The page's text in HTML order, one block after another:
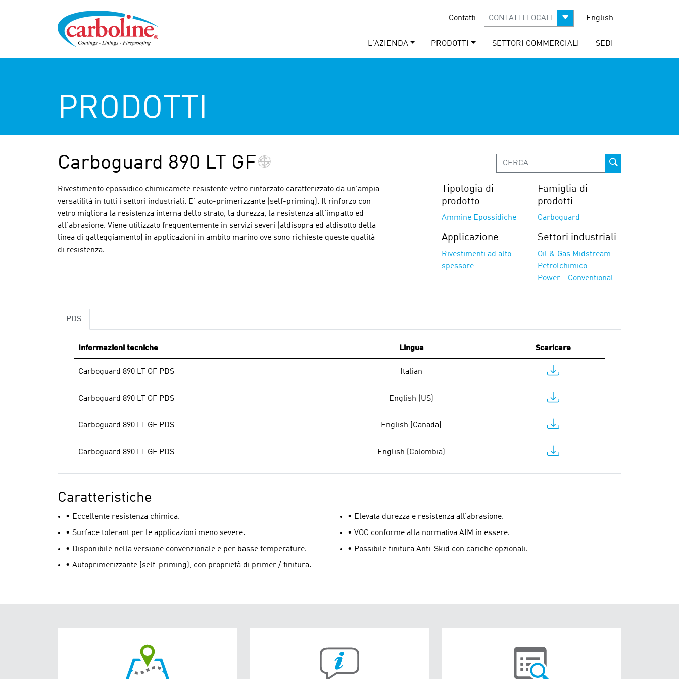
Contatti CONTATTI LOCALI English
L'AZIENDA PRODOTTI SETTORI COMMERCIALI SEDI
PRODOTTI
Carboguard 890 LT GF
Rivestimento epossidico chimicamete resistente vetro rinforzato caratterizzato da un'ampia
versatilità in tutti i settori industriali. E' auto-primerizzante (self-priming). Il rinforzo con
vetro migliora la resistenza interna dello strato, la durezza, la resistenza all'impatto ed
all'abrasione. Viene utilizzato frequentemente in servizi severi (aldisopra ed aldisotto della
linea di galleggiamento) in applicazioni in ambito marino ove sono richieste queste qualità
di resistenza.
Tipologia di
prodotto
Ammine Epossidiche
Famiglia di
prodotti
Carboguard
Applicazione
Rivestimenti ad alto
spessore
Settori industriali
Oil & Gas Midstream
Petrolchimico
Power - Conventional
PDS
Informazioni tecniche Lingua Scaricare
Carboguard 890 LT GF PDS Italian
Carboguard 890 LT GF PDS English (US)
Carboguard 890 LT GF PDS English (Canada)
Carboguard 890 LT GF PDS English (Colombia)
Caratteristiche
• Eccellente resistenza chimica.
• Surface tolerant per le applicazioni meno severe.
• Disponibile nella versione convenzionale e per basse temperature.
• Autoprimerizzante (self-priming), con proprietà di primer / finitura.
• Elevata durezza e resistenza all’abrasione.
• VOC conforme alla normativa AIM in essere.
• Possibile finitura Anti-Skid con cariche opzionali.